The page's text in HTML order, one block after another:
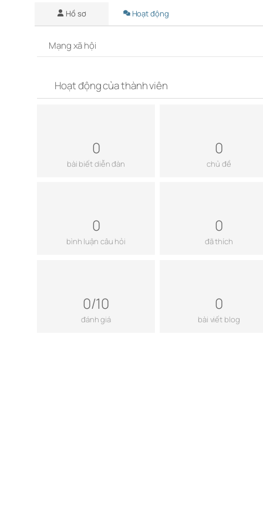
Hồ sơ Hoạt động
Mạng xã hội
Hoạt động của thành viên
0
bài biết diễn đàn
0
chủ đề
0
bình luận câu hỏi
0
đã thích
0/10
đánh giá
0
bài viết blog